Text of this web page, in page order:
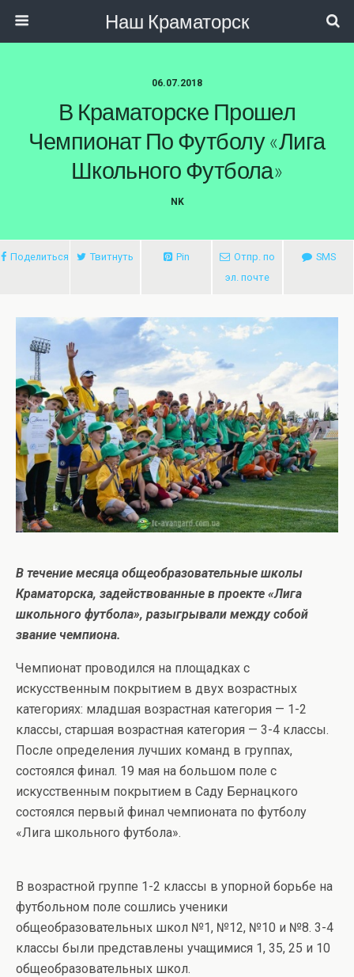
Наш Краматорск
06.07.2018
В Краматорске Прошел
Чемпионат По Футболу «Лига
Школьного Футбола»
NK
Поделиться Твитнуть Pin
Отпр. по
эл. почте
SMS
В течение месяца общеобразовательные школы
Краматорска, задействованные в проекте «Лига
школьного футбола», разыгрывали между собой
звание чемпиона.
Чемпионат проводился на площадках с
искусственным покрытием в двух возрастных
категориях: младшая возрастная категория — 1-2
классы, старшая возрастная категория — 3-4 классы.
После определения лучших команд в группах,
состоялся финал. 19 мая на большом поле с
искусственным покрытием в Саду Бернацкого
состоялся первый финал чемпионата по футболу
«Лига школьного футбола».
В возрастной группе 1-2 классы в упорной борьбе на
футбольном поле сошлись ученики
общеобразовательных школ №1, №12, №10 и №8. 3-4
классы были представлены учащимися 1, 35, 25 и 10
общеобразовательных школ.